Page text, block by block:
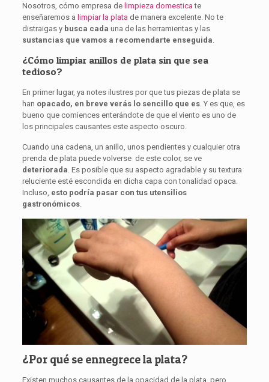
Nosotros, cómo empresa de limpieza domestica te
enseñaremos a limpiar la plata de manera excelente. No te
distraigas y busca cada una de las herramientas y las
sustancias que vamos a recomendarte enseguida
¿Cómo limpiar anillos de plata sin que sea
tedioso?
En primer lugar, ya notes ilustres por que tus piezas de plata se
han opacado, en breve verás lo sencillo que es. Y es que, es
bueno que comiences enterándote de que el viento es uno de
los principales causantes este aspecto oscuro.
Cuando una cadena, un anillo, unos pendientes y cualquier otra
prenda de plata puede volverse de este color, se ve
deteriorada . Es posible que su aspecto agradable y su textura
reluciente esté escondida en dicha capa con tonalidad opaca.
Incluso, esto podría pasar con tus utensilios
gastronómicos.
¿Por qué se ennegrece la plata?
Existen muchos causantes de la opacidad de la plata, pero